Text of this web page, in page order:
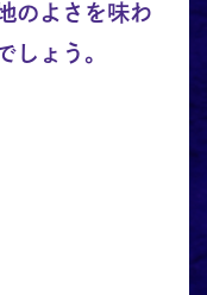
のよさを味わ
しょう。